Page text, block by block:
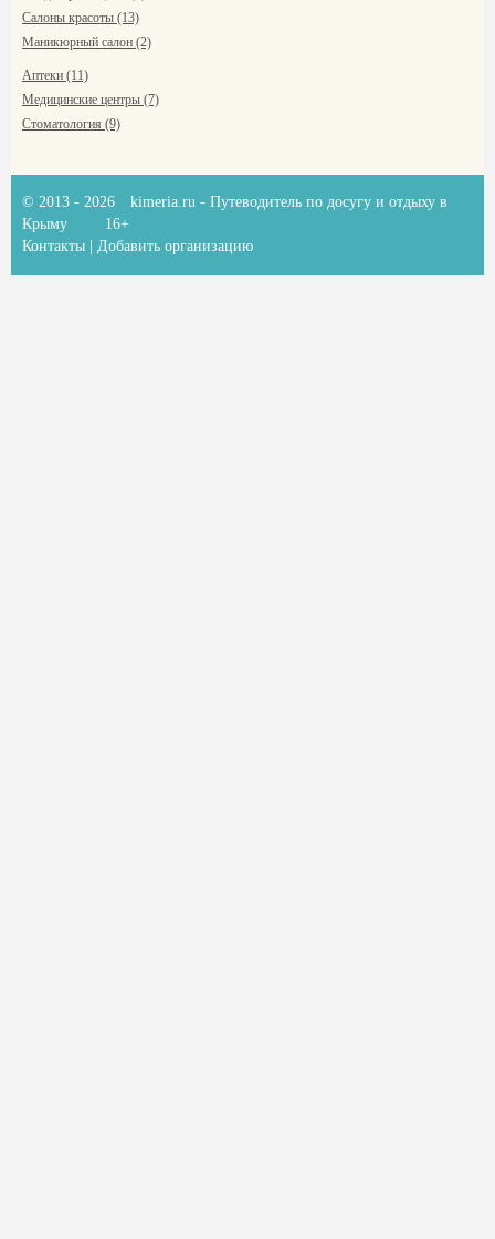
Салоны красоты (13)
Маникюрный салон (2)
Аптеки (11)
Медицинские центры (7)
Стоматология (9)
© 2013 - 2026 kimeria.ru - Путеводитель по досугу и отдыху в
Крыму
16+
Контакты
Добавить организацию